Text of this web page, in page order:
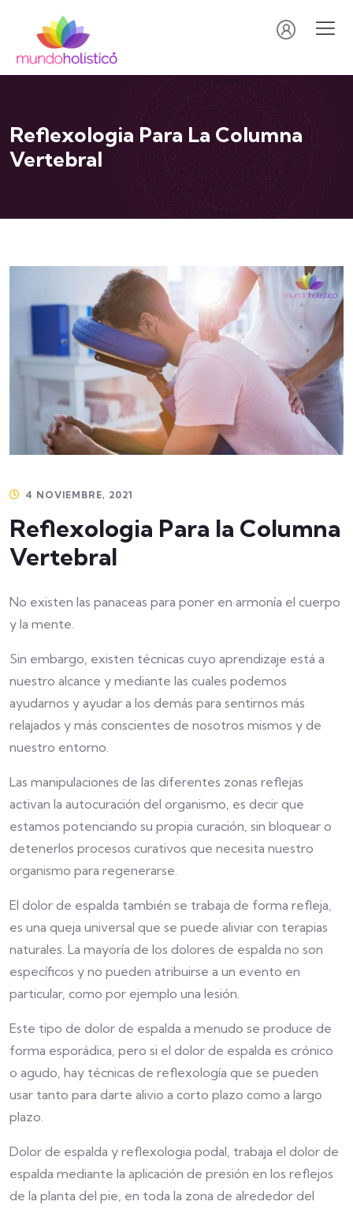
Reflexologia Para La Columna
Vertebral
4 NOVIEMBRE, 2021
Reflexologia Para la Columna
Vertebral
No existen las panaceas para poner en armonía el cuerpo
y la mente.
Sin embargo, existen técnicas cuyo aprendizaje está a
nuestro alcance y mediante las cuales podemos
ayudarnos y ayudar a los demás para sentirnos más
relajados y más conscientes de nosotros mismos y de
nuestro entorno.
Las manipulaciones de las diferentes zonas reflejas
activan la autocuración del organismo, es decir que
estamos potenciando su propia curación, sin bloquear o
detenerlos procesos curativos que necesita nuestro
organismo para regenerarse.
El dolor de espalda también se trabaja de forma refleja,
es una queja universal que se puede aliviar con terapias
naturales. La mayoría de los dolores de espalda no son
específicos y no pueden atribuirse a un evento en
particular, como por ejemplo una lesión.
Este tipo de dolor de espalda a menudo se produce de
forma esporádica, pero si el dolor de espalda es crónico
o agudo, hay técnicas de reflexología que se pueden
usar tanto para darte alivio a corto plazo como a largo
plazo.
Dolor de espalda y reflexologia podal, trabaja el dolor de
espalda mediante la aplicación de presión en los reflejos
de la planta del pie, en toda la zona de alrededor del